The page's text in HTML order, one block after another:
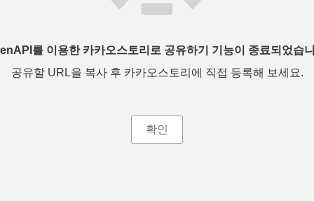
를 이용한 카카오스토리로 공유하기 기능이 종료되었습
공유할 URL을 복사 후 카카오스토리에 직접 등록해 보세요.
확인